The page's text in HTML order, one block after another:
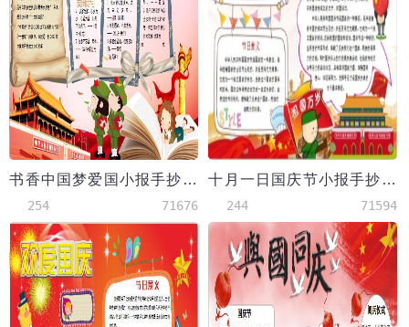
书香中国梦爱国小报手抄报Word模板电子
254 71676
十月一日国庆节小报手抄报word模板
244 71594